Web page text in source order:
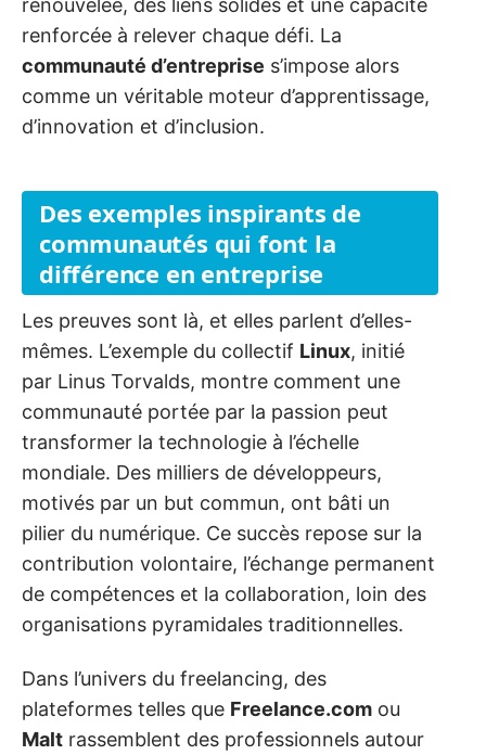
renouvelée, des liens solides et une capacité
renforcée à relever chaque défi. La
communauté d’entreprise s’impose alors
comme un véritable moteur d’apprentissage,
d’innovation et d’inclusion.
Des exemples inspirants de
communautés qui font la
différence en entreprise
Les preuves sont là, et elles parlent d’elles-
mêmes. L’exemple du collectif Linux, initié
par Linus Torvalds, montre comment une
communauté portée par la passion peut
transformer la technologie à l’échelle
mondiale. Des milliers de développeurs,
motivés par un but commun, ont bâti un
pilier du numérique. Ce succès repose sur la
contribution volontaire, l’échange permanent
de compétences et la collaboration, loin des
organisations pyramidales traditionnelles.
Dans l’univers du freelancing, des
plateformes telles que Freelance.com ou
Malt rassemblent des professionnels autour